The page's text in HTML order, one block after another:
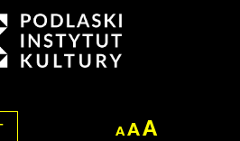
A AA